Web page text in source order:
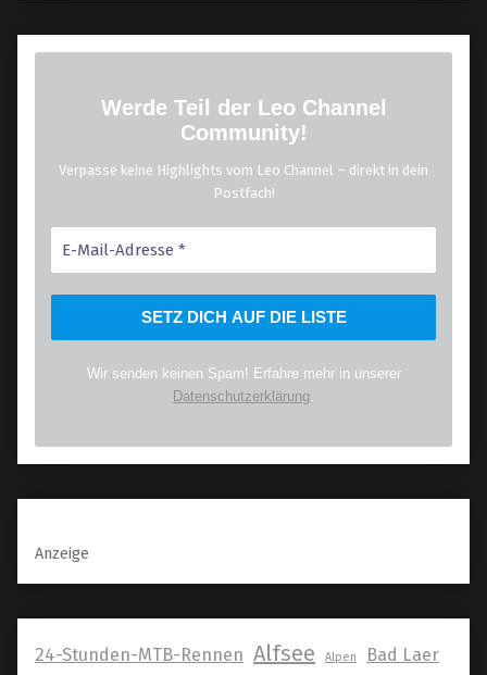
Werde Teil der Leo Channel
Community!
Verpasse keine Highlights vom Leo Channel – direkt in dein
Postfach!
Wir senden keinen Spam! Erfahre mehr in unserer
Datenschutzerklärung
Anzeige
24-Stunden-MTB-Rennen Alfsee Alpen Bad Laer